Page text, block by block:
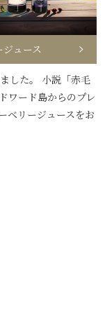
ジュース
した。 小説「赤毛
ワード島からのプレ
ベリージュースをお